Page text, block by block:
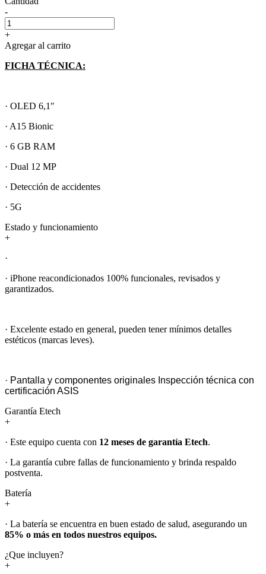
-
+
Agregar al carrito
FICHA TÉCNICA:
· OLED 6,1″
· A15 Bionic
· 6 GB RAM
· Dual 12 MP
· Detección de accidentes
· 5G
Estado y funcionamiento
+
·
· iPhone reacondicionados 100% funcionales, revisados y
garantizados.
· Excelente estado en general, pueden tener mínimos detalles
estéticos (marcas leves).
· Pantalla y componentes originales Inspección técnica con
certificación ASIS
Garantía Etech
+
· Este equipo cuenta con 12 meses de garantía Etech.
· La garantía cubre fallas de funcionamiento y brinda respaldo
postventa.
Batería
+
· La batería se encuentra en buen estado de salud, asegurando un
85% o más en todos nuestros equipos.
¿Que incluyen?
+